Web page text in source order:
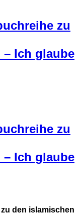
zu
Ich glaube
zu
Ich glaube
den islamischen